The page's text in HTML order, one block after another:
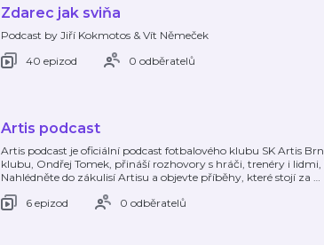
Zdarec jak sviňa
Podcast by Jiří Kokmotos & Vít Němeček
40 epizod
0 odběratelů
Artis podcast
Artis podcast je oficiální podcast fotbalového klubu SK Artis
klubu, Ondřej Tomek, přináší rozhovory s hráči, trenéry i
Nahlédněte do zákulisí Artisu a objevte příběhy, které stojí za …
6 epizod
0 odběratelů